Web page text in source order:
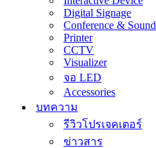
Digital Signage
Conference & Sound
Printer
CCTV
Visualizer
จอ LED
Accessories
บทความ
รีวิวโปรเจคเตอร์
ข่าวสาร